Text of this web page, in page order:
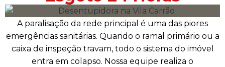
A paralisação da rede principal é uma das piores
emergências sanitárias. Quando o ramal primário ou a
caixa de inspeção travam, todo o sistema do imóvel
entra em colapso. Nossa equipe realiza o